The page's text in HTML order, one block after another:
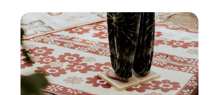
:
BIEN-
ÊTRE
ET
SOLUTIONS
INNOVANTES
À